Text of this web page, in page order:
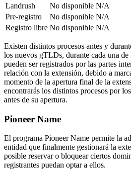
Landrush
No disponible N/A
Pre-registro
No disponible N/A
Registro libre No disponible N/A
Existen distintos procesos antes y
los nuevos gTLDs, durante cada una
pueden ser registrados por las partes
relación con la extensión, debido a
momento de la apertura final de la
encontrarás los distintos procesos por
antes de su apertura.
Pioneer Name
El programa Pioneer Name permite la
entidad que finalmente gestionará la
posible reservar o bloquear ciertos
registrantes puedan optar a ellos.